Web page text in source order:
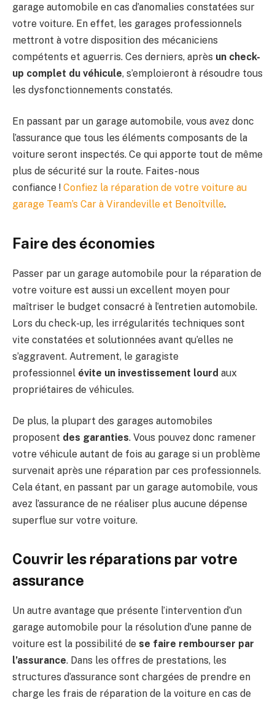
garage automobile en cas d’anomalies constatées sur
votre voiture. En effet, les garages professionnels
mettront à votre disposition des mécaniciens
compétents et aguerris. Ces derniers, après un check-
up complet du véhicule, s’emploieront à résoudre tous
les dysfonctionnements constatés.
En passant par un garage automobile, vous avez donc
l’assurance que tous les éléments composants de la
voiture seront inspectés. Ce qui apporte tout de même
plus de sécurité sur la route. Faites-nous
confiance ! Confiez la réparation de votre voiture au
garage Team’s Car à Virandeville et Benoîtville.
Faire des économies
Passer par un garage automobile pour la réparation de
votre voiture est aussi un excellent moyen pour
maîtriser le budget consacré à l’entretien automobile.
Lors du check-up, les irrégularités techniques sont
vite constatées et solutionnées avant qu’elles ne
s’aggravent. Autrement, le garagiste
professionnel évite un investissement lourd aux
propriétaires de véhicules.
De plus, la plupart des garages automobiles
proposent des garanties. Vous pouvez donc ramener
votre véhicule autant de fois au garage si un problème
survenait après une réparation par ces professionnels.
Cela étant, en passant par un garage automobile, vous
avez l’assurance de ne réaliser plus aucune dépense
superflue sur votre voiture.
Couvrir les réparations par votre
assurance
Un autre avantage que présente l’intervention d’un
garage automobile pour la résolution d’une panne de
voiture est la possibilité de se faire rembourser par
l’assurance. Dans les offres de prestations, les
structures d’assurance sont chargées de prendre en
charge les frais de réparation de la voiture en cas de